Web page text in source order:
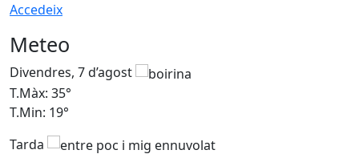
Accedeix
Meteo
Divendres, 7 d’agost
T.Màx: 35°
T.Min: 19°
Tarda